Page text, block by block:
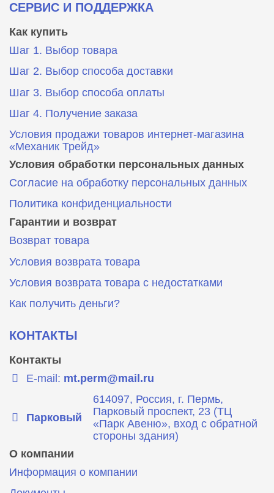
СЕРВИС И ПОДДЕРЖКА
Как купить
Шаг 1. Выбор товара
Шаг 2. Выбор способа доставки
Шаг 3. Выбор способа оплаты
Шаг 4. Получение заказа
Условия продажи товаров интернет-магазина
«Механик Трейд»
Условия обработки персональных данных
Согласие на обработку персональных данных
Политика конфиденциальности
Гарантии и возврат
Возврат товара
Условия возврата товара
Условия возврата товара с недостатками
Как получить деньги?
КОНТАКТЫ
Контакты
E-mail: mt.perm@mail.ru
Парковый
614097, Россия, г. Пермь,
Парковый проспект, 23 (ТЦ
«Парк Авеню», вход с обратной
стороны здания)
О компании
Информация о компании